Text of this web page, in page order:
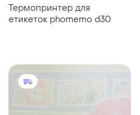
Термопринтер для
етикеток phomemo d30